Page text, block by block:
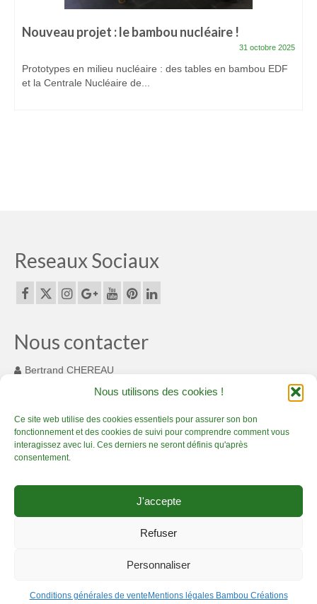
Nous utilisons des cookies !
Ce site web utilise des cookies essentiels pour assurer son bon
fonctionnement et des cookies de suivi pour comprendre comment vous
interagissez avec lui. Ces derniers ne seront définis qu'après
consentement.
J'accepte
Refuser
Personnaliser
Conditions générales de vente Mentions légales Bambou Créations
Nouveau projet : le bambou nucléaire !
31 octobre 2025
Prototypes en milieu nucléaire : des tables en bambou EDF
et la Centrale Nucléaire de...
Reseaux Sociaux
Nous contacter
Bertrand CHEREAU
131 Chemin des Cousinets
+33(0) 7 82 55 93 33
contact@bamboucreations.com
Créations en bambou, c’est sublime !
Contact Bambou Créations